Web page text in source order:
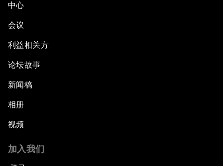
中心
会议
利益相关方
论坛故事
新闻稿
相册
视频
加入我们